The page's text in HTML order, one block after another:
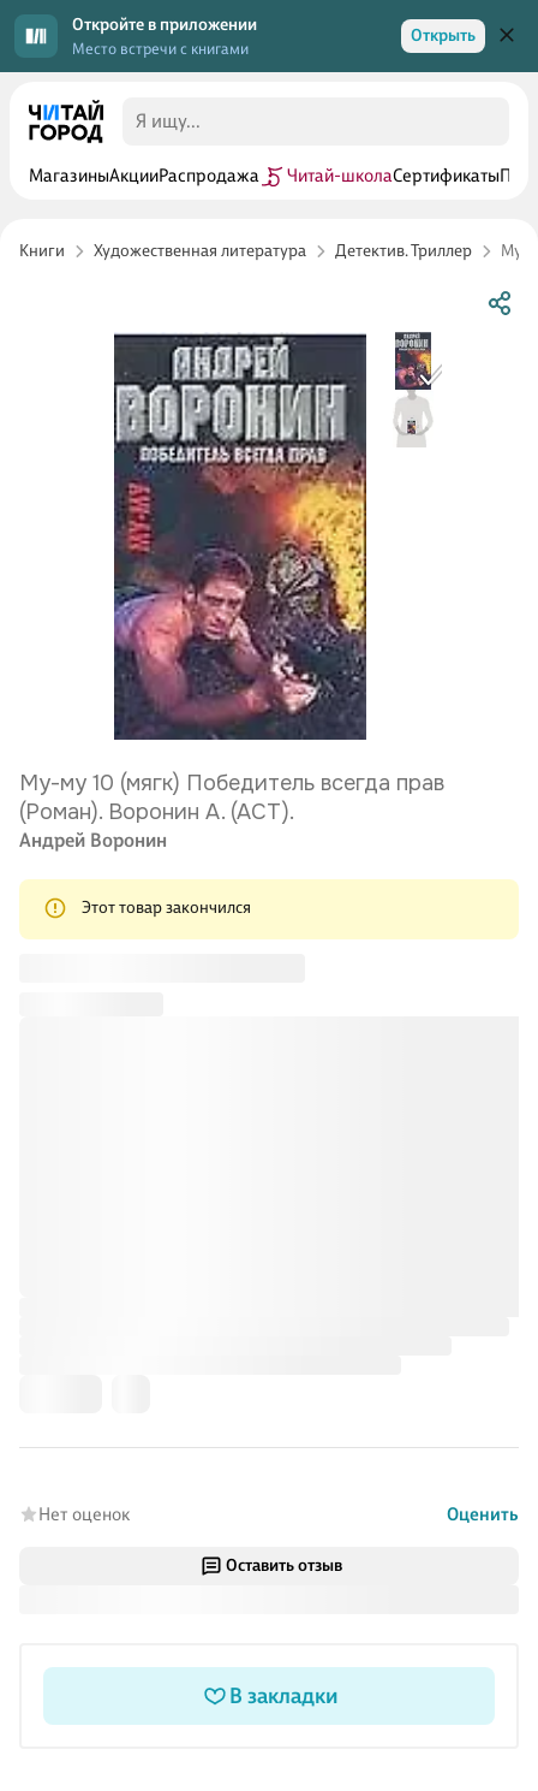
Откройте в приложении
Место встречи с книгами
Открыть
МагазиныАкцииРаспродажа Читай-школаСертификаты
Книги Художественная литература Детектив. Триллер Му-
Оставить отзыв
Му-му 10 (мягк) Победитель всегда прав
(Роман). Воронин А. (АСТ).
Андрей Воронин
Этот товар закончился
Нет оценок Оценить
В закладки